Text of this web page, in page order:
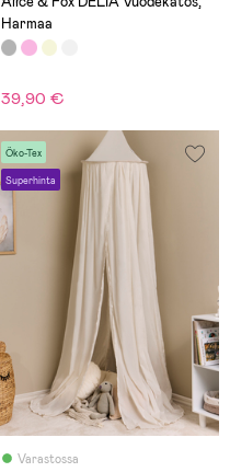
Harmaa
39,90 €
Öko-Tex
Superhinta
Varastossa